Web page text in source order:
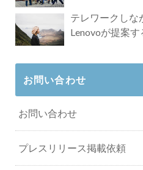
テレワークしな
Lenovoが提案
お問い合わせ
お問い合わせ
プレスリリース掲載依頼